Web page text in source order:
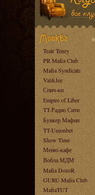
Teatr Teney
PR Mafia Club
Mafia Syndicate
Val&Jee
Спич-ки
Empire of Liber
TT-Радио Сити
Бункер Мафии
TT-Unionbet
Show Time
Меню-кафе
Вобла МДМ
Mafia DozoR
GURU Mafia Club
MafiaTUT